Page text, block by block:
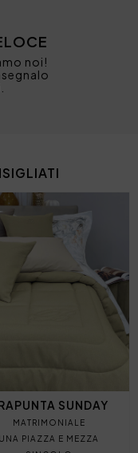
noi!
SUNDAY
MATRIMONIALE
UNA PIAZZA E MEZZA